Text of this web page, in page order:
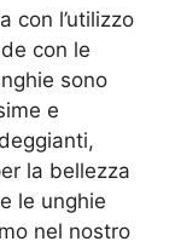
con l’utilizzo
con le
sono
e
la bellezza
le unghie
nel nostro